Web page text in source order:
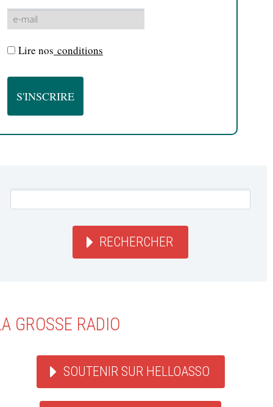
Lire nos conditions
RECHERCHER
GROSSE RADIO
SOUTENIR SUR HELLOASSO